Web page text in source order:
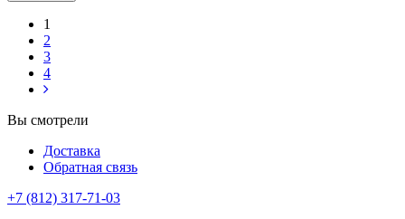
1
2
3
4
Вы смотрели
Доставка
Обратная связь
+7 (812) 317-71-03